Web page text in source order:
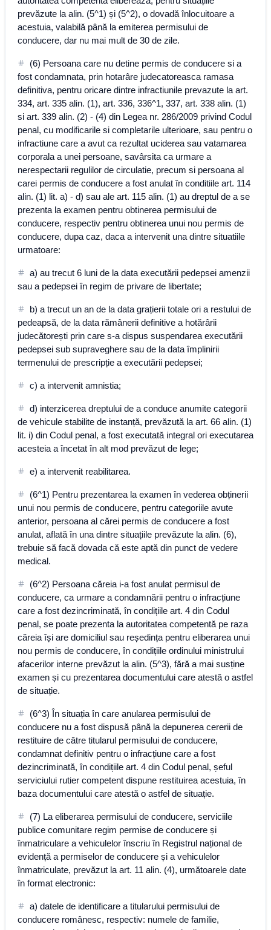
prevăzute la alin. (5^1) și (5^2), o dovadă înlocuitoare a
acestuia, valabilă până la emiterea permisului de
conducere, dar nu mai mult de 30 de zile.
(6) Persoana care nu detine permis de conducere si a
fost condamnata, prin hotarâre judecatoreasca ramasa
definitiva, pentru oricare dintre infractiunile prevazute la art.
334, art. 335 alin. (1), art. 336, 336^1, 337, art. 338 alin. (1)
si art. 339 alin. (2) - (4) din Legea nr. 286/2009 privind Codul
penal, cu modificarile si completarile ulterioare, sau pentru o
infractiune care a avut ca rezultat uciderea sau vatamarea
corporala a unei persoane, savârsita ca urmare a
nerespectarii regulilor de circulatie, precum si persoana al
carei permis de conducere a fost anulat în conditiile art. 114
alin. (1) lit. a) - d) sau ale art. 115 alin. (1) au dreptul de a se
prezenta la examen pentru obtinerea permisului de
conducere, respectiv pentru obtinerea unui nou permis de
conducere, dupa caz, daca a intervenit una dintre situatiile
urmatoare:
a) au trecut 6 luni de la data executării pedepsei amenzii
sau a pedepsei în regim de privare de libertate;
b) a trecut un an de la data grațierii totale ori a restului de
pedeapsă, de la data rămânerii definitive a hotărârii
judecătorești prin care s-a dispus suspendarea executării
pedepsei sub supraveghere sau de la data împlinirii
termenului de prescripție a executării pedepsei;
c) a intervenit amnistia;
d) interzicerea dreptului de a conduce anumite categorii
de vehicule stabilite de instanță, prevăzută la art. 66 alin. (1)
lit. i) din Codul penal, a fost executată integral ori executarea
acesteia a încetat în alt mod prevăzut de lege;
e) a intervenit reabilitarea.
(6^1) Pentru prezentarea la examen în vederea obținerii
unui nou permis de conducere, pentru categoriile avute
anterior, persoana al cărei permis de conducere a fost
anulat, aflată în una dintre situațiile prevăzute la alin. (6),
trebuie să facă dovada că este aptă din punct de vedere
medical.
(6^2) Persoana căreia i-a fost anulat permisul de
conducere, ca urmare a condamnării pentru o infracțiune
care a fost dezincriminată, în condițiile art. 4 din Codul
penal, se poate prezenta la autoritatea competentă pe raza
căreia își are domiciliul sau reședința pentru eliberarea unui
nou permis de conducere, în condițiile ordinului ministrului
afacerilor interne prevăzut la alin. (5^3), fără a mai susține
examen și cu prezentarea documentului care atestă o astfel
de situație.
(6^3) În situația în care anularea permisului de
conducere nu a fost dispusă până la depunerea cererii de
restituire de către titularul permisului de conducere,
condamnat definitiv pentru o infracțiune care a fost
dezincriminată, în condițiile art. 4 din Codul penal, șeful
serviciului rutier competent dispune restituirea acestuia, în
baza documentului care atestă o astfel de situație.
(7) La eliberarea permisului de conducere, serviciile
publice comunitare regim permise de conducere și
înmatriculare a vehiculelor înscriu în Registrul național de
evidență a permiselor de conducere și a vehiculelor
înmatriculate, prevăzut la art. 11 alin. (4), următoarele date
în format electronic:
a) datele de identificare a titularului permisului de
conducere românesc, respectiv: numele de familie,